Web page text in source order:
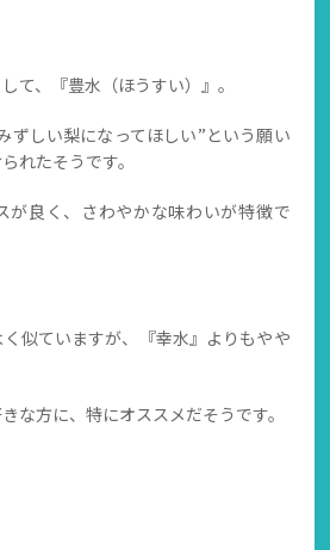
て、『豊水（ほうすい）』。
ずしい梨になってほしい”という願い
れたそうです。
が良く、さわやかな味わいが特徴で
く似ていますが、『幸水』よりもやや
な方に、特にオススメだそうです。